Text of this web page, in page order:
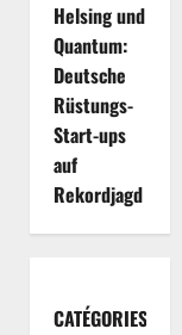
Helsing und
Quantum:
Deutsche
Rüstungs-
Start-ups
auf
Rekordjagd
CATÉGORIES